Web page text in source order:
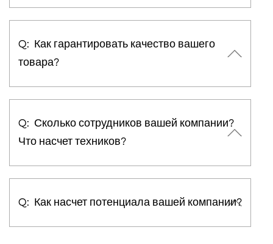
Q: Как гарантировать качество вашего
товара?
Q: Сколько сотрудников вашей компании?
Что насчет техников?
Q: Как насчет потенциала вашей компании?